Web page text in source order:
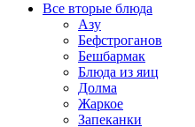
Все вторые блюда
Азу
Бефстроганов
Бешбармак
Блюда из яиц
Долма
Жаркое
Запеканки